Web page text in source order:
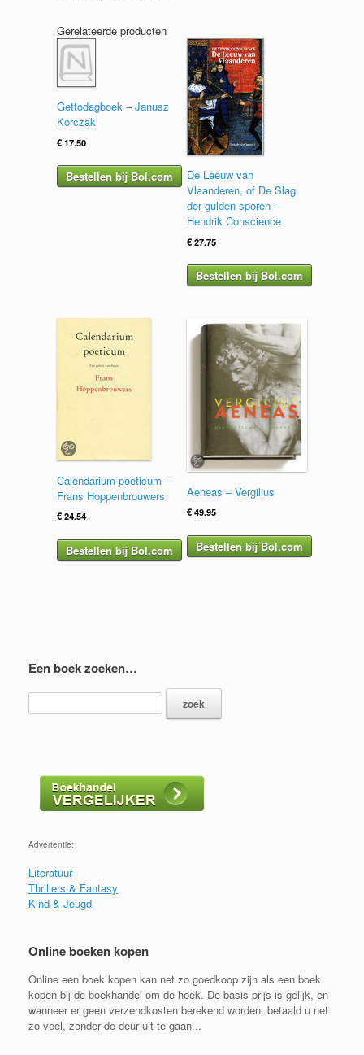
Gerelateerde producten
Gettodagboek – Janusz
Korczak
€17.50
Bestellen bij Bol.com
De Leeuw van
Vlaanderen, of De Slag
der gulden sporen –
Hendrik Conscience
€27.75
Bestellen bij Bol.com
Calendarium poeticum –
Frans Hoppenbrouwers
€24.54
Bestellen bij Bol.com
Aeneas – Vergilius
€49.95
Bestellen bij Bol.com
Een boek zoeken…
Advertentie:
Literatuur
Thrillers & Fantasy
Kind & Jeugd
Online boeken kopen
Online een boek kopen kan net zo goedkoop zijn als een boek
kopen bij de boekhandel om de hoek. De basis prijs is gelijk, en
wanneer er geen verzendkosten berekend worden. betaald u net
zo veel, zonder de deur uit te gaan...